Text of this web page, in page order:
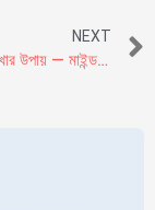
NEXT
মস্তিষ্ক সুস্থ রাখার উপায় — মাইন্ড ডায়েট